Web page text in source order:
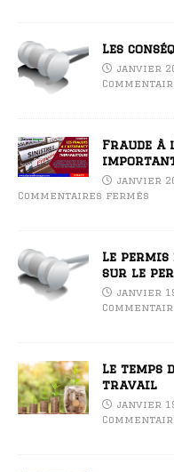
Les
janvier
Fraude à
janvier
Commentaires fermés
Le
sur le
janvier
Le
travail
janvier